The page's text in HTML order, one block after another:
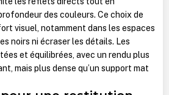
des couleurs. Ce choix de
visuel, notamment dans les espaces
noirs ni écraser les détails. Les
et équilibrées, avec un rendu plus
mais plus dense qu’un support mat